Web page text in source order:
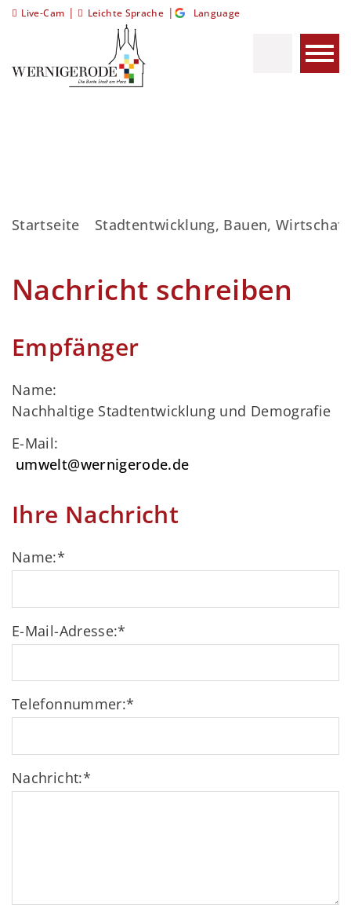
Live-Cam | Leichte Sprache | Language
Startseite Stadtentwicklung, Bauen, Wirtschaft
Nachricht schreiben
Empfänger
Name:
Nachhaltige Stadtentwicklung und Demografie
E-Mail:
umwelt@wernigerode.de
Ihre Nachricht
Name:*
E-Mail-Adresse:*
Telefonnummer:*
Nachricht:*